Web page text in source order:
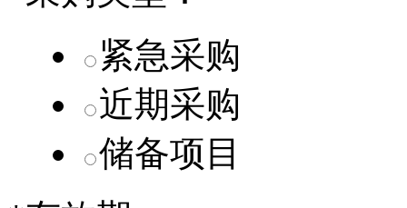
紧急采购
近期采购
储备项目